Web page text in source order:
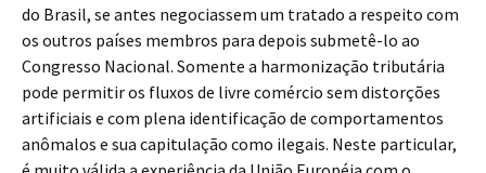
do Brasil, se antes negociassem um tratado a respeito com
os outros países membros para depois submetê-lo ao
Congresso Nacional. Somente a harmonização tributária
pode permitir os fluxos de livre comércio sem distorções
artificiais e com plena identificação de comportamentos
anômalos e sua capitulação como ilegais. Neste particular,